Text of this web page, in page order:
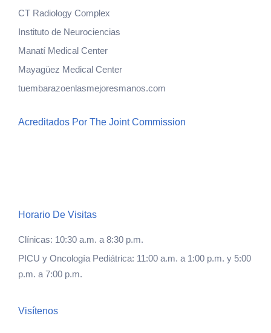
CT Radiology Complex
Instituto de Neurociencias
Manatí Medical Center
Mayagüez Medical Center
tuembarazoenlasmejoresmanos.com
Acreditados Por The Joint Commission
Horario De Visitas
Clínicas: 10:30 a.m. a 8:30 p.m.
PICU y Oncología Pediátrica: 11:00 a.m. a 1:00 p.m. y 5:00
p.m. a 7:00 p.m.
Visítenos